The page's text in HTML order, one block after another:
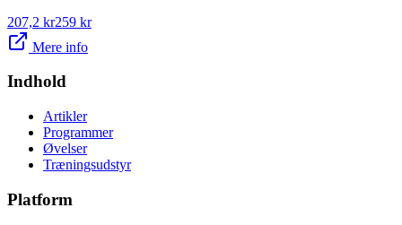
207,2 kr259 kr
Mere info
Indhold
Artikler
Programmer
Øvelser
Træningsudstyr
Platform